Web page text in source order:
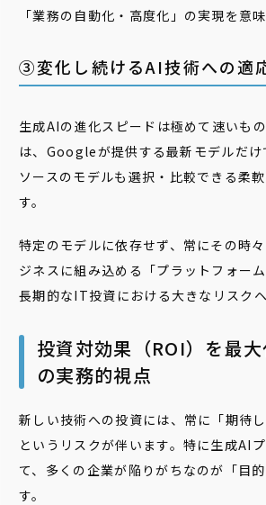
「業務の自動化・高度化」の実現を意味
③変化し続けるAI技術への適
生成AIの進化スピードは極めて速いも
は、Googleが提供する最新モデルだけ
ソースのモデルも選択・比較できる柔
す。
特定のモデルに依存せず、常にその時
ジネスに組み込める「プラットフォー
長期的なIT投資における大きなリスクヘ
投資対効果（ROI）を最
の実務的視点
新しい技術への投資には、常に「期待し
というリスクが伴います。特に生成AI
て、多くの企業が陥りがちなのが「目
す。